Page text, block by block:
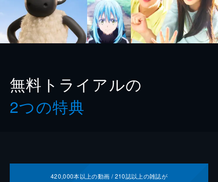
無料トライアルの
2つの特典
420,000本以上の動画 /210誌以上の雑誌が